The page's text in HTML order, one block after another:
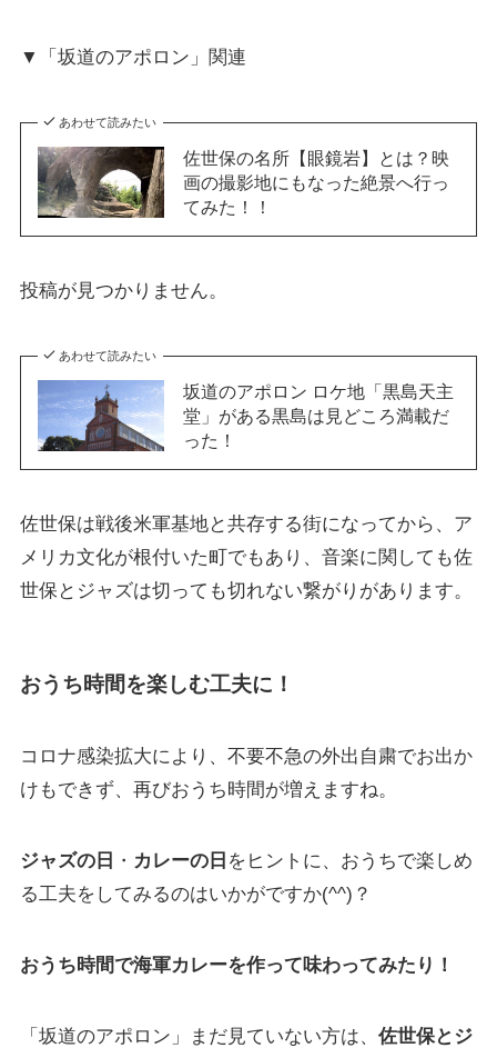
▼「坂道のアポロン」関連
あわせて読みたい
佐世保の名所【眼鏡岩】とは？映
画の撮影地にもなった絶景へ行っ
てみた！！
投稿が見つかりません。
あわせて読みたい
坂道のアポロン ロケ地「黒島天主
堂」がある黒島は見どころ満載だ
った！
佐世保は戦後米軍基地と共存する街になってから、ア
メリカ文化が根付いた町でもあり、音楽に関しても佐
世保とジャズは切っても切れない繋がりがあります。
おうち時間を楽しむ工夫に！
コロナ感染拡大により、不要不急の外出自粛でお出か
けもできず、再びおうち時間が増えますね。
ジャズの日 ・ カレーの日 をヒントに、おうちで楽しめ
る工夫をしてみるのはいかがですか(^^)？
おうち時間で海軍カレーを作って味わってみたり！
「坂道のアポロン」まだ見ていない方は、 佐世保とジ